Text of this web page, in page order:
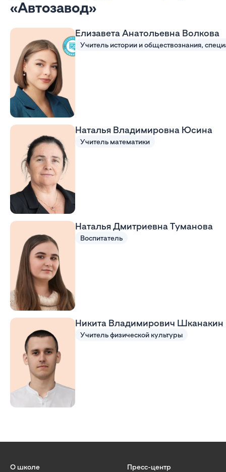
«Автозавод»
Елизавета Анатольевна Волкова
Наталья Владимировна Юсина
Учитель математики
Наталья Дмитриевна Туманова
Воспитатель
Никита Владимирович Шканакин
Учитель физической культуры
О школе
Пресс-центр